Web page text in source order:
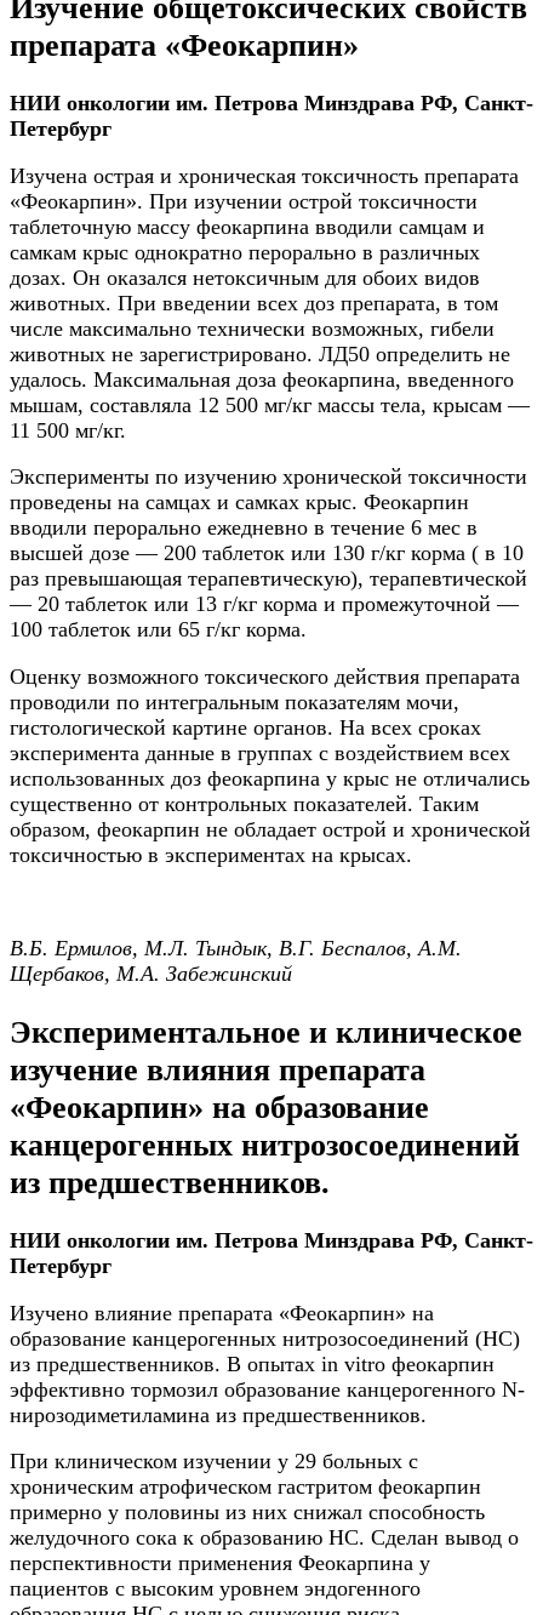
Изучение общетоксических свойств
препарата «Феокарпин»
НИИ онкологии им. Петрова Минздрава РФ, Санкт-
Петербург
Изучена острая и хроническая токсичность препарата
«Феокарпин». При изучении острой токсичности
таблеточную массу феокарпина вводили самцам и
самкам крыс однократно перорально в различных
дозах. Он оказался нетоксичным для обоих видов
животных. При введении всех доз препарата, в том
числе максимально технически возможных, гибели
животных не зарегистрировано. ЛД50 определить не
удалось. Максимальная доза феокарпина, введенного
мышам, составляла 12 500 мг/кг массы тела, крысам —
11 500 мг/кг.
Эксперименты по изучению хронической токсичности
проведены на самцах и самках крыс. Феокарпин
вводили перорально ежедневно в течение 6 мес в
высшей дозе — 200 таблеток или 130 г/кг корма ( в 10
раз превышающая терапевтическую), терапевтической
— 20 таблеток или 13 г/кг корма и промежуточной —
100 таблеток или 65 г/кг корма.
Оценку возможного токсического действия препарата
проводили по интегральным показателям мочи,
гистологической картине органов. На всех сроках
эксперимента данные в группах с воздействием всех
использованных доз феокарпина у крыс не отличались
существенно от контрольных показателей. Таким
образом, феокарпин не обладает острой и хронической
токсичностью в экспериментах на крысах.
В.Б. Ермилов, М.Л. Тындык, В.Г. Беспалов, А.М.
Щербаков, М.А. Забежинский
Экспериментальное и клиническое
изучение влияния препарата
«Феокарпин» на образование
канцерогенных нитрозосоединений
из предшественников.
НИИ онкологии им. Петрова Минздрава РФ, Санкт-
Петербург
Изучено влияние препарата «Феокарпин» на
образование канцерогенных нитрозосоединений (НС)
из предшественников. В опытах in vitro феокарпин
эффективно тормозил образование канцерогенного N-
нирозодиметиламина из предшественников.
При клиническом изучении у 29 больных с
хроническим атрофическом гастритом феокарпин
примерно у половины из них снижал способность
желудочного сока к образованию НС. Сделан вывод о
перспективности применения Феокарпина у
пациентов с высоким уровнем эндогенного